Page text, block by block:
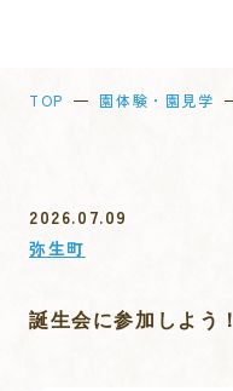
TOP 園体験・園見学
2026.07.09
弥生町
誕生会に参加しよう！